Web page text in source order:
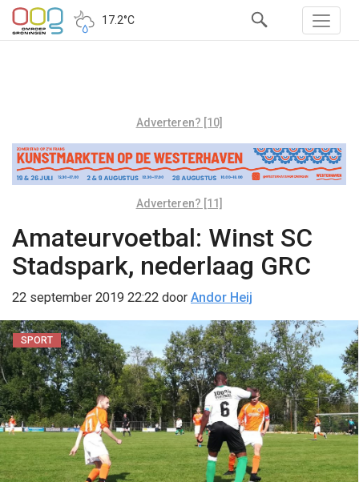
17.2°C
Adverteren? [10]
Adverteren? [11]
Amateurvoetbal: Winst SC
Stadspark, nederlaag GRC
22 september 2019 22:22 door Andor Heij
SPORT